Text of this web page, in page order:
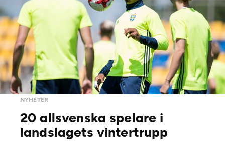
NYHETER
20 allsvenska spelare i
landslagets vintertrupp